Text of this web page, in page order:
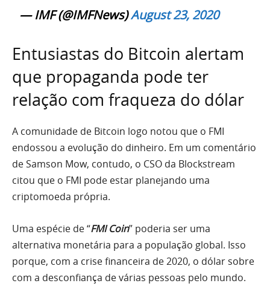
— IMF (@IMFNews)August 23, 2020
Entusiastas do Bitcoin alertam
que propaganda pode ter
relação com fraqueza do dólar
A comunidade de Bitcoin logo notou que o FMI
endossou a evolução do dinheiro. Em um comentário
de Samson Mow, contudo, o CSO da Blockstream
citou que o FMI pode estar planejando uma
criptomoeda própria.
Uma espécie de “FMI Coin” poderia ser uma
alternativa monetária para a população global. Isso
porque, com a crise financeira de 2020, o dólar sobre
com a desconfiança de várias pessoas pelo mundo.